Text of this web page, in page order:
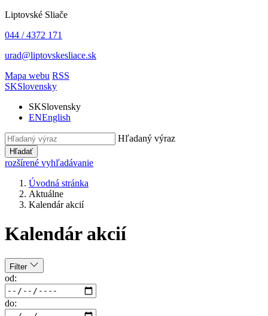
Liptovské Sliače
044 / 4372 171
urad@liptovskesliace.sk
Mapa webu RSS
SKSlovensky
SKSlovensky
ENEnglish
Hľadaný výraz
Hľadať
rozšírené vyhľadávanie
Úvodná stránka
Aktuálne
Kalendár akcií
Kalendár akcií
Filter
od:
do: